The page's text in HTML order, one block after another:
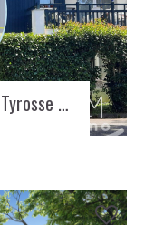
Appartement Saint Vincent De Tyrosse 3 pièce(s) 58.64 m2